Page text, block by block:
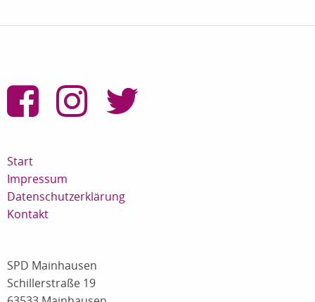
Start
Impressum
Datenschutzerklärung
Kontakt
SPD Mainhausen
Schillerstraße 19